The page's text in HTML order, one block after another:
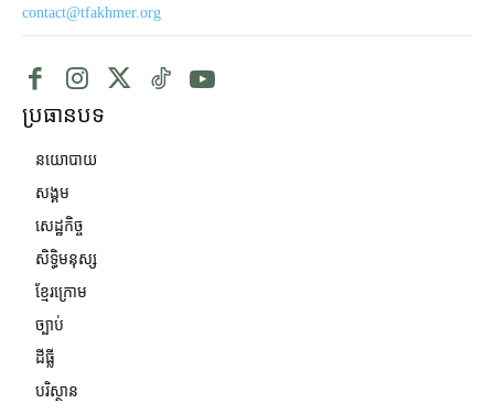
contact@tfakhmer.org
ប្រធានបទ
នយោបាយ
សង្គម
សេដ្ឋកិច្ច
សិទ្ធិមនុស្ស
ខ្មែរក្រោម
ច្បាប់
ដីធ្លី
បរិស្ថាន